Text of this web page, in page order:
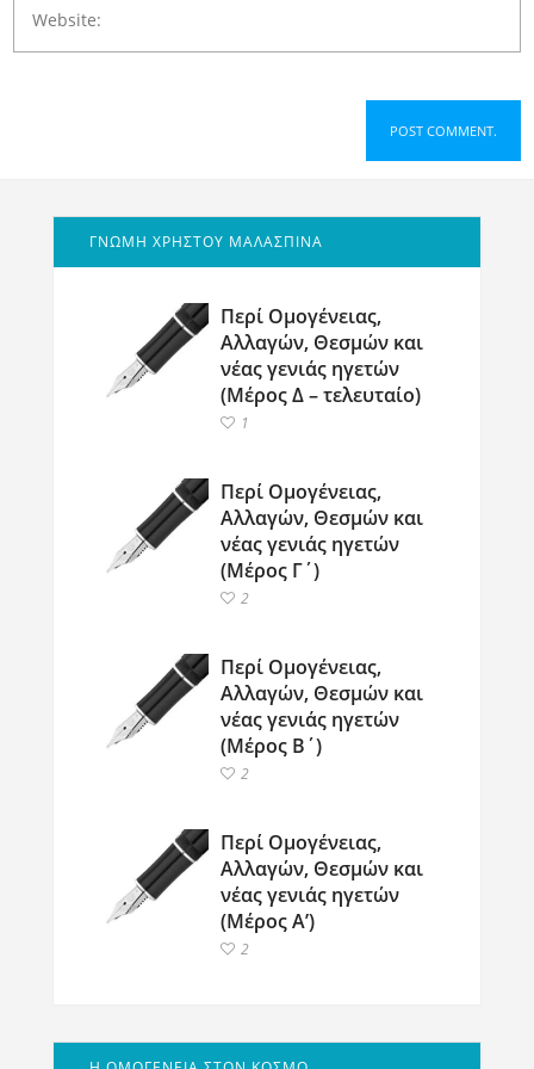
ΓΝΩΜΗ ΧΡΗΣΤΟΥ ΜΑΛΑΣΠΙΝΑ
Περί Ομογένειας,
Αλλαγών, Θεσμών και
νέας γενιάς ηγετών
(Μέρος Δ – τελευταίο)
1
Περί Ομογένειας,
Αλλαγών, Θεσμών και
νέας γενιάς ηγετών
(Μέρος Γ΄)
2
Περί Ομογένειας,
Αλλαγών, Θεσμών και
νέας γενιάς ηγετών
(Μέρος Β΄)
2
Περί Ομογένειας,
Αλλαγών, Θεσμών και
νέας γενιάς ηγετών
(Μέρος Α’)
2